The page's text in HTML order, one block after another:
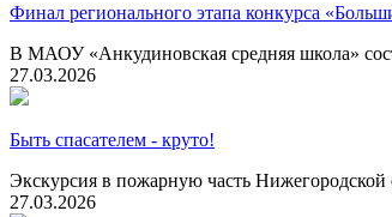
Финал регионального этапа конкурса
В МАОУ «Анкудиновская средняя школа»
27.03.2026
Быть спасателем - круто!
Экскурсия в пожарную часть Нижегородской
27.03.2026